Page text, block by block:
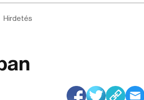
Hirdetés